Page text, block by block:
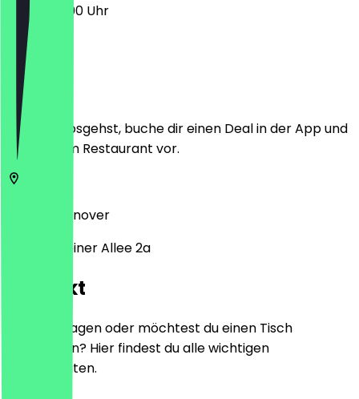
06:30 - 13:00 Uhr
Ort
Bevor du losgehst, buche dir einen Deal in der App und
zeige ihn im Restaurant vor.
Hannover
Gravensteiner Allee 2a
Kontakt
Hast du Fragen oder möchtest du einen Tisch
reservieren? Hier findest du alle wichtigen
Kontaktdaten.